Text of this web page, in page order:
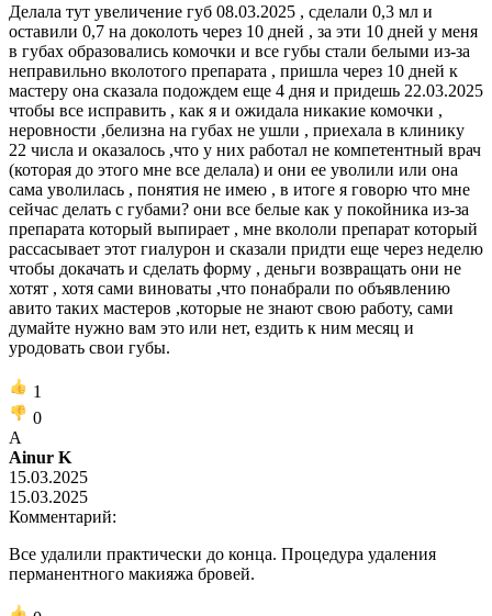
Делала тут увеличение губ 08.03.2025 , сделали 0,3 мл и
оставили 0,7 на доколоть через 10 дней , за эти 10 дней у меня
в губах образовались комочки и все губы стали белыми из-за
неправильно вколотого препарата , пришла через 10 дней к
мастеру она сказала подождем еще 4 дня и придешь 22.03.2025
чтобы все исправить , как я и ожидала никакие комочки ,
неровности ,белизна на губах не ушли , приехала в клинику
22 числа и оказалось ,что у них работал не компетентный врач
(которая до этого мне все делала) и они ее уволили или она
сама уволилась , понятия не имею , в итоге я говорю что мне
сейчас делать с губами? они все белые как у покойника из-за
препарата который выпирает , мне вкололи препарат который
рассасывает этот гиалурон и сказали придти еще через неделю
чтобы докачать и сделать форму , деньги возвращать они не
хотят , хотя сами виноваты ,что понабрали по объявлению
авито таких мастеров ,которые не знают свою работу, сами
думайте нужно вам это или нет, ездить к ним месяц и
уродовать свои губы.
1
0
A
Ainur K
15.03.2025
15.03.2025
Комментарий:
Все удалили практически до конца. Процедура удаления
перманентного макияжа бровей.